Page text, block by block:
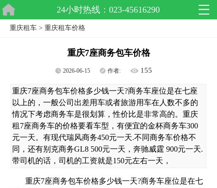
24小时热线：023-45616290
重庆租车 > 重庆租车价格
重庆7座商务包车价格
2026-06-15 作者: 155
重庆7座商务包车价格多少钱一天?商务车座位是在七座
以上的，一般公司出差用车或者旅游用车在人数不多的
情况下考虑商务车是很划算，性价比是非常高的。重庆
租7座商务车的价格要看车型，有便宜的金杯商务车300
元一天。有现代瑞风商务450元一天.不同商务车价格不
同，还有别克商务GL8 500元一天，奔驰威霆 900元一天.
带司机的话，司机的工资就是150元左右一天，
重庆7座商务包车价格多少钱一天?商务车座位是在七